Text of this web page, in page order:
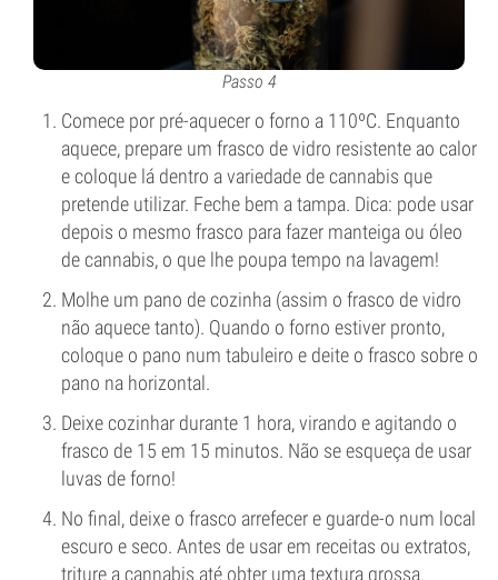
Passo 4
Comece por pré-aquecer o forno a 110ºC. Enquanto
aquece, prepare um frasco de vidro resistente ao calor
e coloque lá dentro a variedade de cannabis que
pretende utilizar. Feche bem a tampa. Dica: pode usar
depois o mesmo frasco para fazer manteiga ou óleo
de cannabis, o que lhe poupa tempo na lavagem!
Molhe um pano de cozinha (assim o frasco de vidro
não aquece tanto). Quando o forno estiver pronto,
coloque o pano num tabuleiro e deite o frasco sobre o
pano na horizontal.
Deixe cozinhar durante 1 hora, virando e agitando o
frasco de 15 em 15 minutos. Não se esqueça de usar
luvas de forno!
No final, deixe o frasco arrefecer e guarde-o num local
escuro e seco. Antes de usar em receitas ou extratos,
triture a cannabis até obter uma textura grossa.